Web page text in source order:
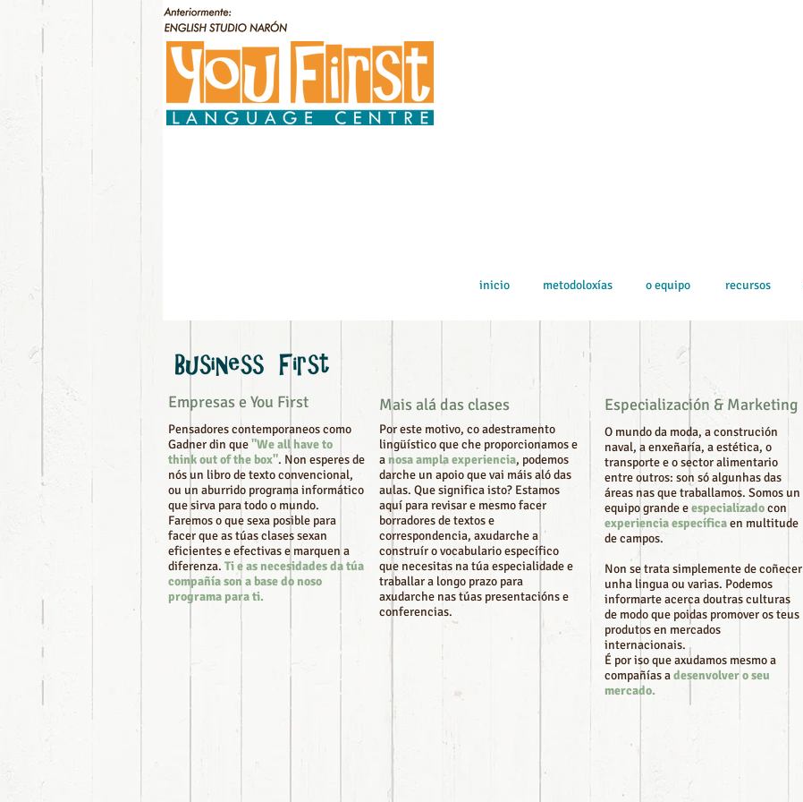
inicio o equipo
metodoloxías recursos
Empresas e You First
Pensadores contemporaneos como
Gadner din que"We all have to
think out of the box". Non esperes de
nós un libro de texto convencional,
ou un aburrido programa informático
que sirva para todo o mundo.
Faremos o que sexa posible para
facer que as túas clases sexan
eficientes e efectivas e marquen a
diferenza. Ti e as necesidades da túa
compañía son a base do noso
programa para ti.
Mais alá das clases
Por este motivo, co adestramento
lingüístico que che proporcionamos e
a nosa ampla experiencia, podemos
darche un apoio que vai máis aló das
aulas. Que significa isto? Estamos
aquí para revisar e mesmo facer
borradores de textos e
correspondencia, axudarche a
construír o vocabulario específico
que necesitas na túa especialidade e
traballar a longo prazo para
axudarche nas túas presentacións e
conferencias.
Especialización & Marketing
O mundo da moda, a construción
naval, a enxeñaría, a estética, o
transporte e o sector alimentario
entre outros: son só algunhas das
áreas nas que traballamos. Somos un
equipo grande eespecializadocon
experienciaespecíficaen multitude
de campos.
Non se trata simplemente de coñecer
unha lingua ou varias. Podemos
informarte acerca doutras culturas
de modo que poidas promover os teus
produtos en mercados
internacionais.
É por iso que axudamos mesmo a
compañías adesenvolver o seu
mercado.